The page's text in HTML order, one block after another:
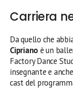
Carriera
Da quello che
Cipriano è un
Factory Dance
insegnante e
cast del